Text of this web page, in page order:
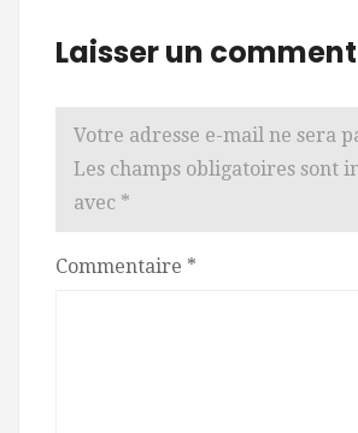
Laisser un
Votre adresse e-mail ne sera
Les champs obligatoires sont
avec *
Commentaire *